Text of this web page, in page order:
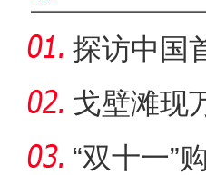
探访中国
何？
戈壁滩现
乡村
“双十一”